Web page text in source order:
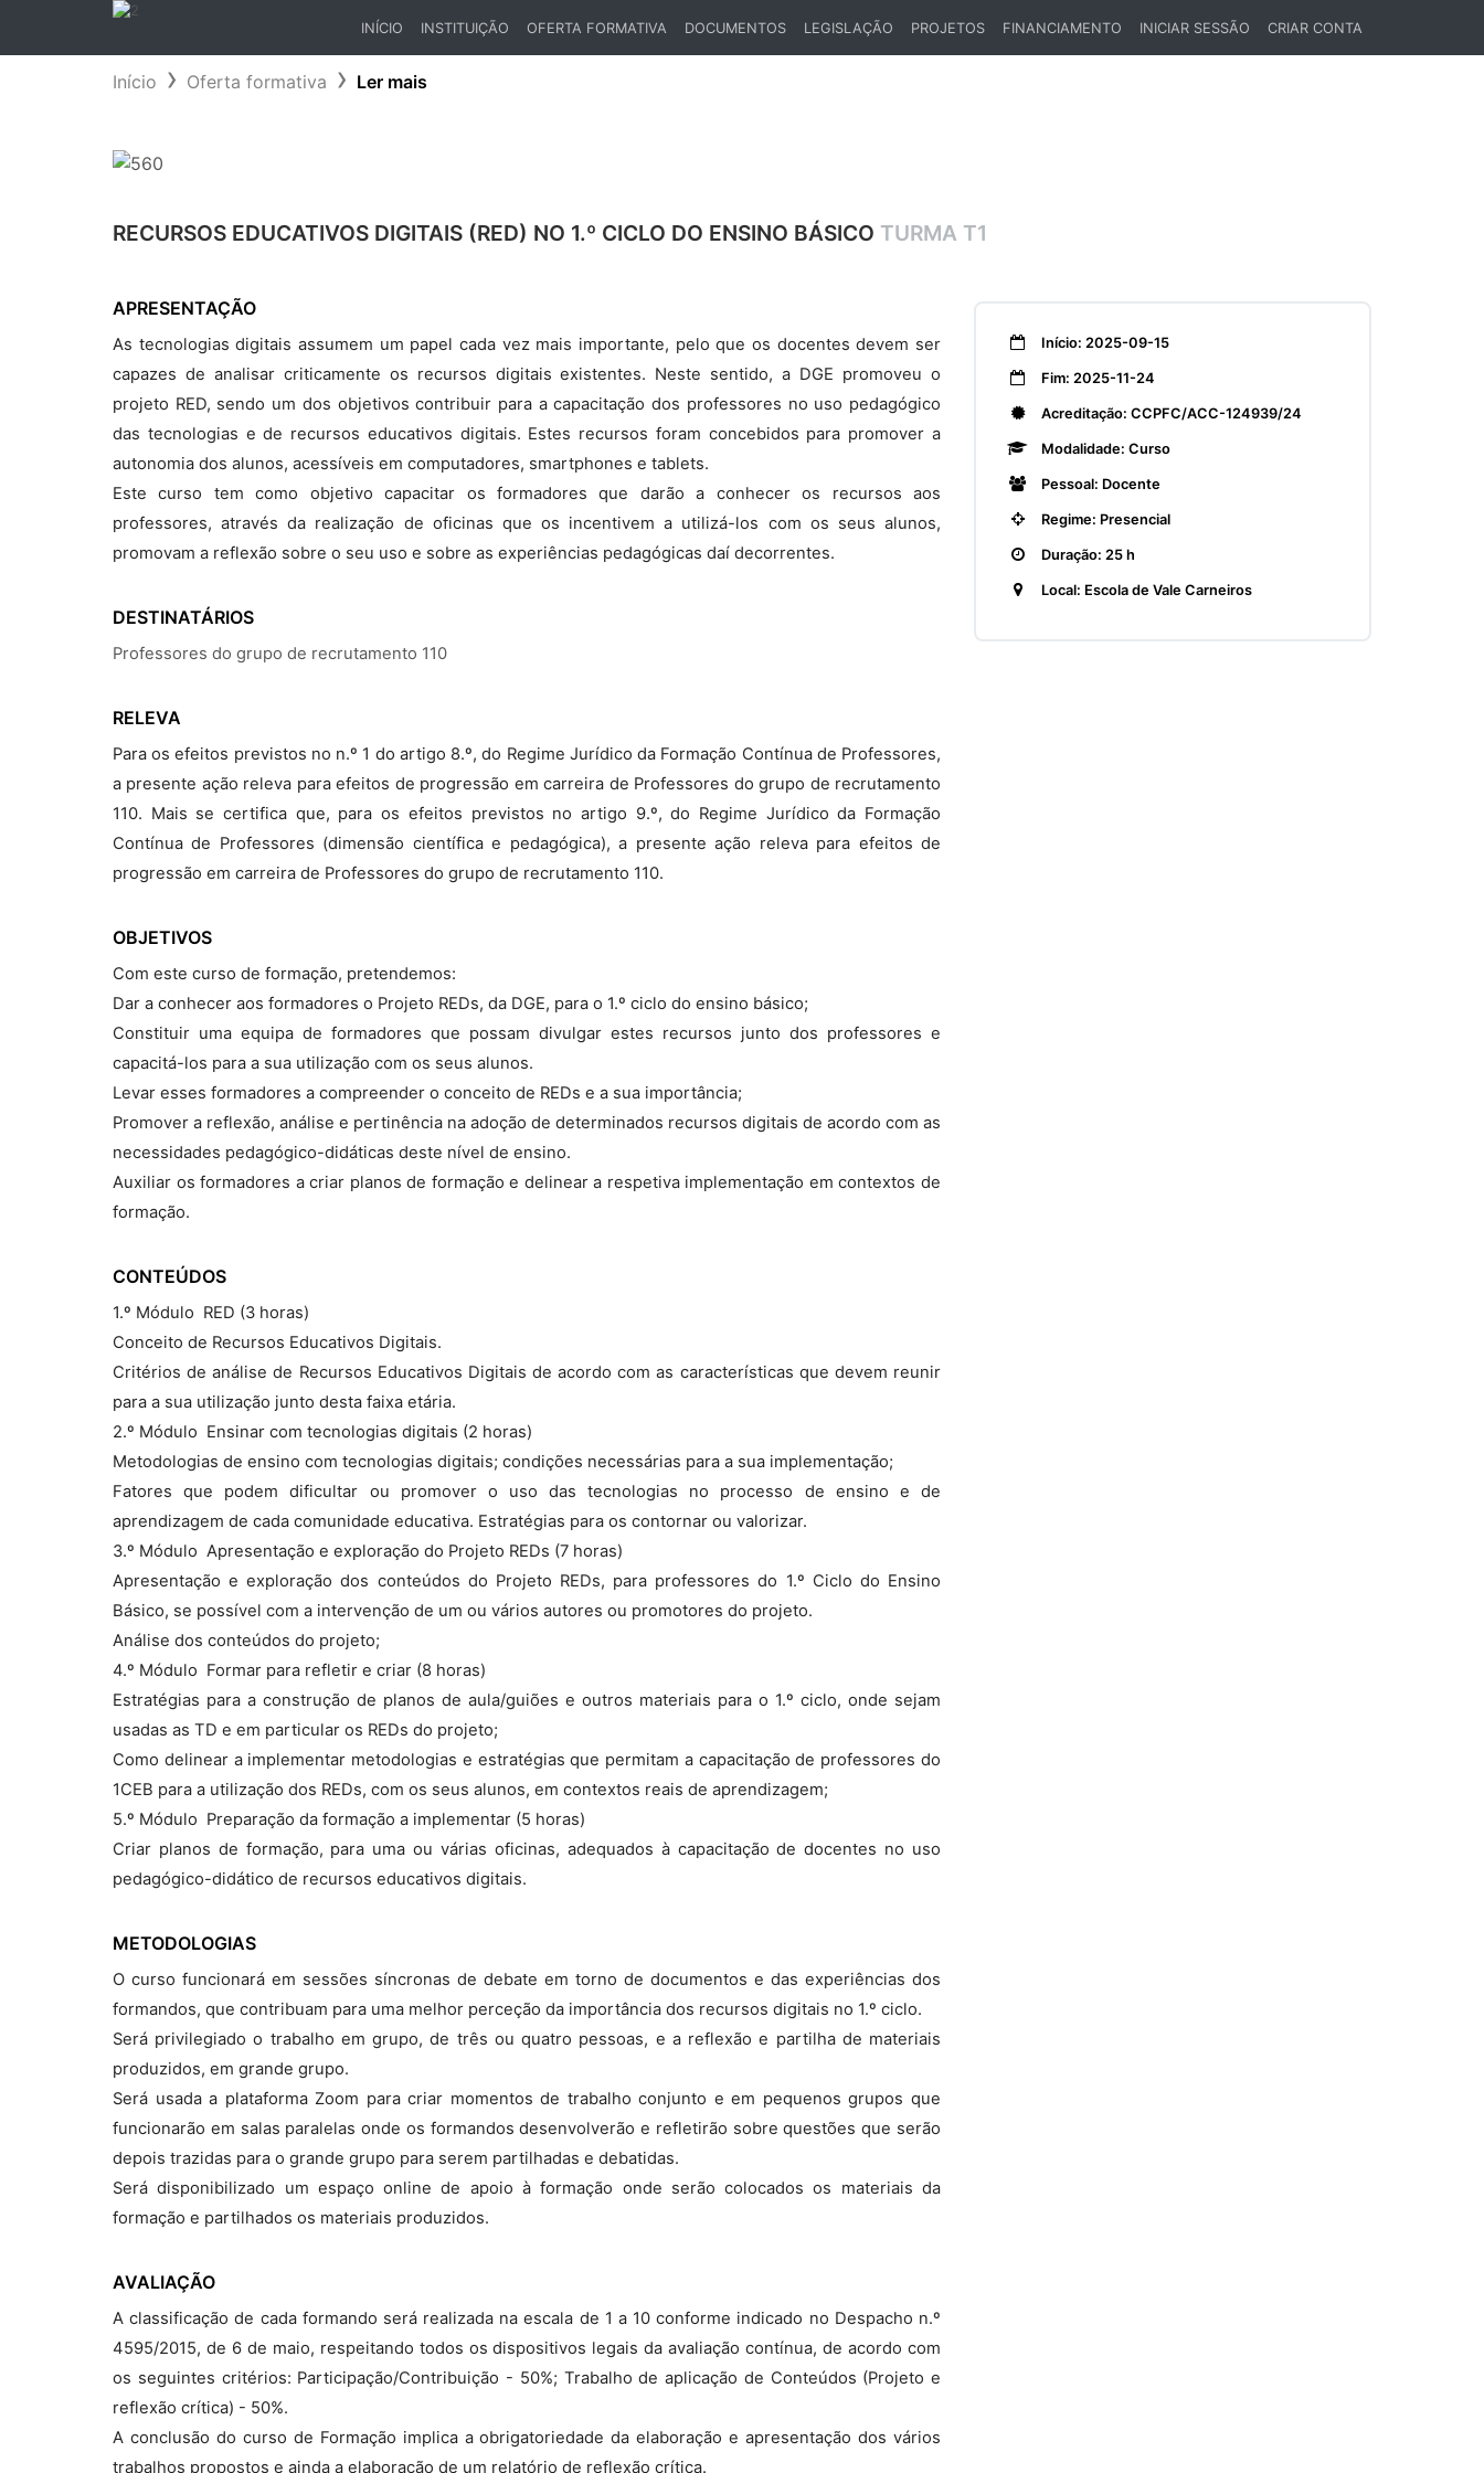
INÍCIO
INSTITUIÇÃO OFERTA FORMATIVA DOCUMENTOS LEGISLAÇÃO PROJETOS FINANCIAMENTO INICIAR SESSÃO CRIAR CONTA
Início Oferta formativa Ler mais
RECURSOS EDUCATIVOS DIGITAIS (RED) NO 1.º CICLO DO ENSINO BÁSICO TURMA T1
APRESENTAÇÃO
As tecnologias digitais assumem um papel cada vez mais importante, pelo que os docentes devem ser
capazes de analisar criticamente os recursos digitais existentes. Neste sentido, a DGE promoveu o
projeto RED, sendo um dos objetivos contribuir para a capacitação dos professores no uso pedagógico
das tecnologias e de recursos educativos digitais. Estes recursos foram concebidos para promover a
autonomia dos alunos, acessíveis em computadores, smartphones e tablets.
Este curso tem como objetivo capacitar os formadores que darão a conhecer os recursos aos
professores, através da realização de oficinas que os incentivem a utilizá-los com os seus alunos,
promovam a reflexão sobre o seu uso e sobre as experiências pedagógicas daí decorrentes.
DESTINATÁRIOS
Professores do grupo de recrutamento 110
RELEVA
Para os efeitos previstos no n.º 1 do artigo 8.º, do Regime Jurídico da Formação Contínua de Professores,
a presente ação releva para efeitos de progressão em carreira de Professores do grupo de recrutamento
110. Mais se certifica que, para os efeitos previstos no artigo 9.º, do Regime Jurídico da Formação
Contínua de Professores (dimensão científica e pedagógica), a presente ação releva para efeitos de
progressão em carreira de Professores do grupo de recrutamento 110.
OBJETIVOS
Com este curso de formação, pretendemos:
Dar a conhecer aos formadores o Projeto REDs, da DGE, para o 1.º ciclo do ensino básico;
Constituir uma equipa de formadores que possam divulgar estes recursos junto dos professores e
capacitá-los para a sua utilização com os seus alunos.
Levar esses formadores a compreender o conceito de REDs e a sua importância;
Promover a reflexão, análise e pertinência na adoção de determinados recursos digitais de acordo com as
necessidades pedagógico-didáticas deste nível de ensino.
Auxiliar os formadores a criar planos de formação e delinear a respetiva implementação em contextos de
formação.
CONTEÚDOS
1.º Módulo  RED (3 horas)
Conceito de Recursos Educativos Digitais.
Critérios de análise de Recursos Educativos Digitais de acordo com as características que devem reunir
para a sua utilização junto desta faixa etária.
2.º Módulo  Ensinar com tecnologias digitais (2 horas)
Metodologias de ensino com tecnologias digitais; condições necessárias para a sua implementação;
Fatores que podem dificultar ou promover o uso das tecnologias no processo de ensino e de
aprendizagem de cada comunidade educativa. Estratégias para os contornar ou valorizar.
3.º Módulo  Apresentação e exploração do Projeto REDs (7 horas)
Apresentação e exploração dos conteúdos do Projeto REDs, para professores do 1.º Ciclo do Ensino
Básico, se possível com a intervenção de um ou vários autores ou promotores do projeto.
Análise dos conteúdos do projeto;
4.º Módulo  Formar para refletir e criar (8 horas)
Estratégias para a construção de planos de aula/guiões e outros materiais para o 1.º ciclo, onde sejam
usadas as TD e em particular os REDs do projeto;
Como delinear a implementar metodologias e estratégias que permitam a capacitação de professores do
1CEB para a utilização dos REDs, com os seus alunos, em contextos reais de aprendizagem;
5.º Módulo  Preparação da formação a implementar (5 horas)
Criar planos de formação, para uma ou várias oficinas, adequados à capacitação de docentes no uso
pedagógico-didático de recursos educativos digitais.
METODOLOGIAS
O curso funcionará em sessões síncronas de debate em torno de documentos e das experiências dos
formandos, que contribuam para uma melhor perceção da importância dos recursos digitais no 1.º ciclo.
Será privilegiado o trabalho em grupo, de três ou quatro pessoas, e a reflexão e partilha de materiais
produzidos, em grande grupo.
Será usada a plataforma Zoom para criar momentos de trabalho conjunto e em pequenos grupos que
funcionarão em salas paralelas onde os formandos desenvolverão e refletirão sobre questões que serão
depois trazidas para o grande grupo para serem partilhadas e debatidas.
Será disponibilizado um espaço online de apoio à formação onde serão colocados os materiais da
formação e partilhados os materiais produzidos.
AVALIAÇÃO
A classificação de cada formando será realizada na escala de 1 a 10 conforme indicado no Despacho n.º
4595/2015, de 6 de maio, respeitando todos os dispositivos legais da avaliação contínua, de acordo com
os seguintes critérios: Participação/Contribuição - 50%; Trabalho de aplicação de Conteúdos (Projeto e
reflexão crítica) - 50%.
A conclusão do curso de Formação implica a obrigatoriedade da elaboração e apresentação dos vários
trabalhos propostos e ainda a elaboração de um relatório de reflexão crítica.
Início: 2025-09-15
Fim: 2025-11-24
Acreditação: CCPFC/ACC-124939/24
Modalidade: Curso
Pessoal: Docente
Regime: Presencial
Duração: 25 h
Local: Escola de Vale Carneiros